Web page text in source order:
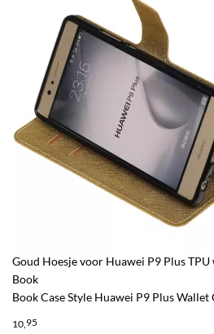
Goud Hoesje voor Huawei P9 Plus
Book
Book Case Style Huawei P9 Plus Wallet
10,95